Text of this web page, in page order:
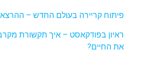
פיתוח קריירה בעולם החדש –
ראיון בפודקאסט – איך תקשורת
את החיים?